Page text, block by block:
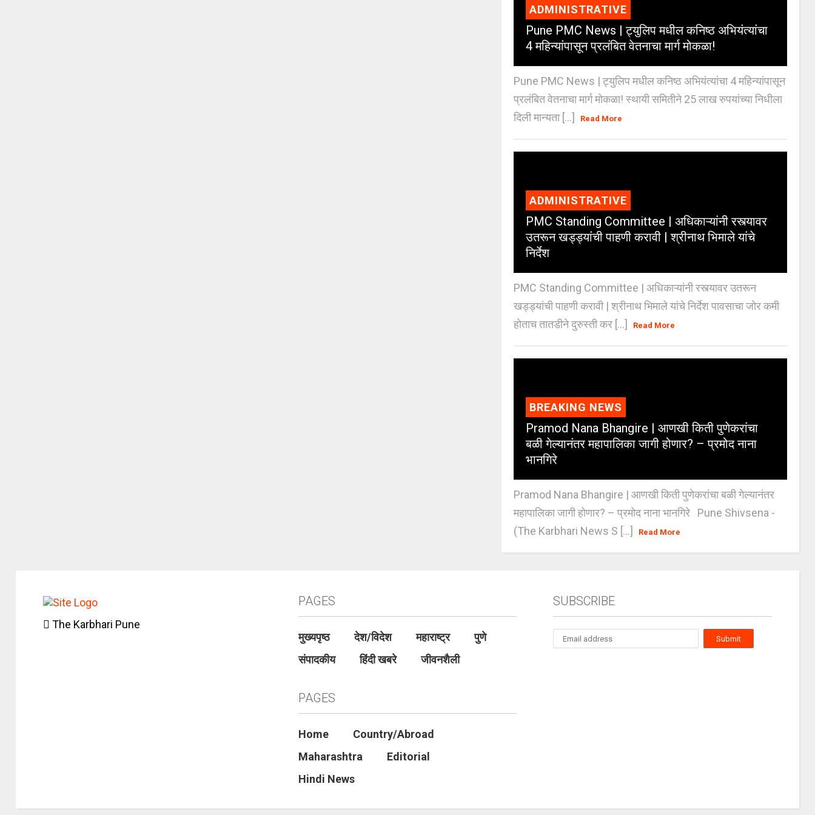
ADMINISTRATIVE
Pune PMC News | ट्युलिप मधील कनिष्ठ अभियंत्यांचा
4 महिन्यांपासून प्रलंबित वेतनाचा मार्ग मोकळा!
Pune PMC News | ट्युलिप मधील कनिष्ठ अभियंत्यांचा 4 महिन्यांपासून
प्रलंबित वेतनाचा मार्ग मोकळा! स्थायी समितीने 25 लाख रुपयांच्या निधीला
दिली मान्यता [...]
Read More
ADMINISTRATIVE
PMC Standing Committee | अधिकाऱ्यांनी रस्त्यावर
उतरून खड्ड्यांची पाहणी करावी | श्रीनाथ भिमाले यांचे
निर्देश
PMC Standing Committee | अधिकाऱ्यांनी रस्त्यावर उतरून
खड्ड्यांची पाहणी करावी | श्रीनाथ भिमाले यांचे निर्देश पावसाचा जोर कमी
होताच तातडीने दुरुस्ती कर [...]
Read More
BREAKING NEWS
Pramod Nana Bhangire | आणखी किती पुणेकरांचा
बळी गेल्यानंतर महापालिका जागी होणार? – प्रमोद नाना
भानगिरे
Pramod Nana Bhangire | आणखी किती पुणेकरांचा बळी गेल्यानंतर
महापालिका जागी होणार? – प्रमोद नाना भानगिरे Pune Shivsena -
(The Karbhari News S [...]
Read More
The Karbhari Pune
PAGES
मुख्यपृष्ठ देश/विदेश महाराष्ट्र
पुणे
संपादकीय
हिंदी खबरे जीवनशैली
PAGES
Home
Country/Abroad
Maharashtra
Editorial
Hindi News
SUBSCRIBE